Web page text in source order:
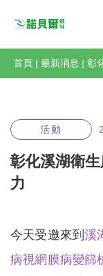
首頁 | 最新消息 | 彰
活動
彰化溪湖衛
力
今天受邀來到溪
病視網膜病變篩